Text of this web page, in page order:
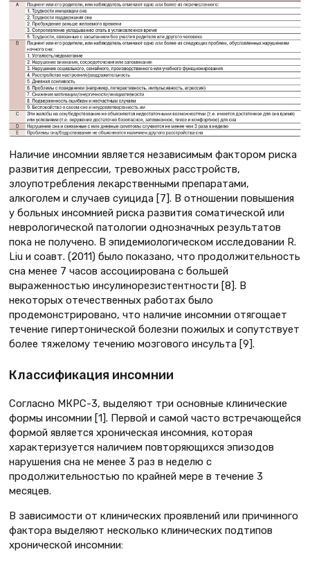
Наличие инсомнии является независимым фактором риска
развития депрессии, тревожных расстройств,
злоупотребления лекарственными препаратами,
алкоголем и случаев суицида [7]. В отношении повышения
у больных инсомнией риска развития соматической или
неврологической патологии однозначных результатов
пока не получено. В эпидемиологическом исследовании R.
Liu и соавт. (2011) было показано, что продолжительность
сна менее 7 часов ассоциирована с большей
выраженностью инсулинорезистентности [8]. В
некоторых отечественных работах было
продемонстрировано, что наличие инсомнии отягощает
течение гипертонической болезни пожилых и сопутствует
более тяжелому течению мозгового инсульта [9].
Классификация инсомнии
Согласно МКРС-3, выделяют три основные клинические
формы инсомнии [1]. Первой и самой часто встречающейся
формой является хроническая инсомния, которая
характеризуется наличием повторяющихся эпизодов
нарушения сна не менее 3 раз в неделю с
продолжительностью по крайней мере в течение 3
месяцев.
В зависимости от клинических проявлений или причинного
фактора выделяют несколько клинических подтипов
хронической инсомнии: